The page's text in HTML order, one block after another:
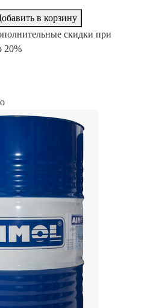
в корзину
скидки при
20%